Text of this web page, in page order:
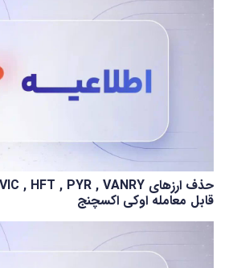
قابل معامله اوکی اکسچنج